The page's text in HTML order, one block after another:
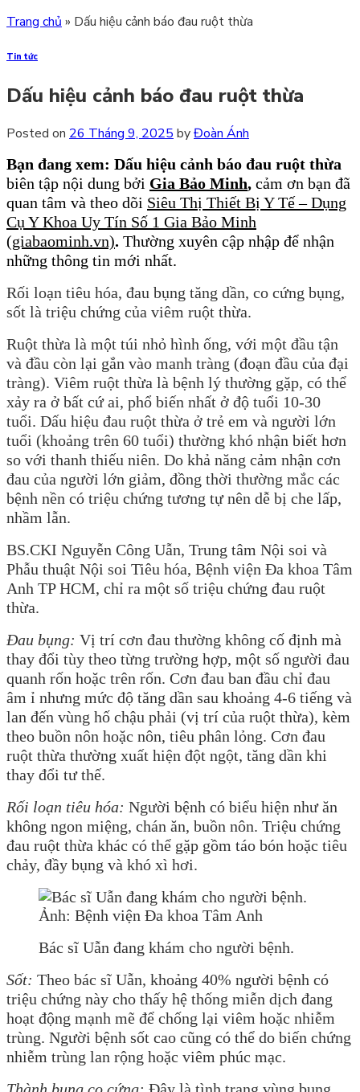
Trang chủ » Dấu hiệu cảnh báo đau ruột thừa
Tin tức
Dấu hiệu cảnh báo đau ruột thừa
Posted on 26 Tháng 9, 2025 byĐoàn Ánh
Bạn đang xem: Dấu hiệu cảnh báo đau ruột thừa
biên tập nội dung bởi Gia Bảo Minh, cảm ơn bạn đã
quan tâm và theo dõi Siêu Thị Thiết Bị Y Tế – Dụng
Cụ Y Khoa Uy Tín Số 1 Gia Bảo Minh
(giabaominh.vn). Thường xuyên cập nhập để nhận
những thông tin mới nhất.
Rối loạn tiêu hóa, đau bụng tăng dần, co cứng bụng,
sốt là triệu chứng của viêm ruột thừa.
Ruột thừa là một túi nhỏ hình ống, với một đầu tận
và đầu còn lại gắn vào manh tràng (đoạn đầu của đại
tràng). Viêm ruột thừa là bệnh lý thường gặp, có thể
xảy ra ở bất cứ ai, phổ biến nhất ở độ tuổi 10-30
tuổi. Dấu hiệu đau ruột thừa ở trẻ em và người lớn
tuổi (khoảng trên 60 tuổi) thường khó nhận biết hơn
so với thanh thiếu niên. Do khả năng cảm nhận cơn
đau của người lớn giảm, đồng thời thường mắc các
bệnh nền có triệu chứng tương tự nên dễ bị che lấp,
nhầm lẫn.
BS.CKI Nguyễn Công Uẫn, Trung tâm Nội soi và
Phẫu thuật Nội soi Tiêu hóa, Bệnh viện Đa khoa Tâm
Anh TP HCM, chỉ ra một số triệu chứng đau ruột
thừa.
Đau bụng: Vị trí cơn đau thường không cố định mà
thay đổi tùy theo từng trường hợp, một số người đau
quanh rốn hoặc trên rốn. Cơn đau ban đầu chỉ đau
âm ỉ nhưng mức độ tăng dần sau khoảng 4-6 tiếng và
lan đến vùng hố chậu phải (vị trí của ruột thừa), kèm
theo buồn nôn hoặc nôn, tiêu phân lỏng. Cơn đau
ruột thừa thường xuất hiện đột ngột, tăng dần khi
thay đổi tư thế.
Rối loạn tiêu hóa: Người bệnh có biểu hiện như ăn
không ngon miệng, chán ăn, buồn nôn. Triệu chứng
đau ruột thừa khác có thể gặp gồm táo bón hoặc tiêu
chảy, đầy bụng và khó xì hơi.
Bác sĩ Uẫn đang khám cho người bệnh.
Sốt: Theo bác sĩ Uẫn, khoảng 40% người bệnh có
triệu chứng này cho thấy hệ thống miễn dịch đang
hoạt động mạnh mẽ để chống lại viêm hoặc nhiễm
trùng. Người bệnh sốt cao cũng có thể do biến chứng
nhiễm trùng lan rộng hoặc viêm phúc mạc.